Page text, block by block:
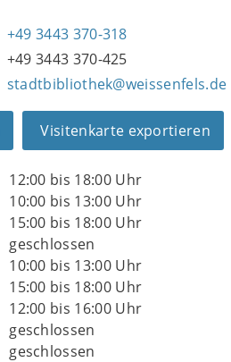
+49 3443 370-318
+49 3443 370-425
stadtbibliothek@weissenfels.de
Visitenkarte exportieren
12:00 bis 18:00 Uhr
10:00 bis 13:00 Uhr
15:00 bis 18:00 Uhr
geschlossen
10:00 bis 13:00 Uhr
15:00 bis 18:00 Uhr
12:00 bis 16:00 Uhr
geschlossen
geschlossen